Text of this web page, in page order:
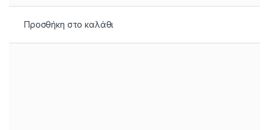
Προσθήκη στο καλάθι